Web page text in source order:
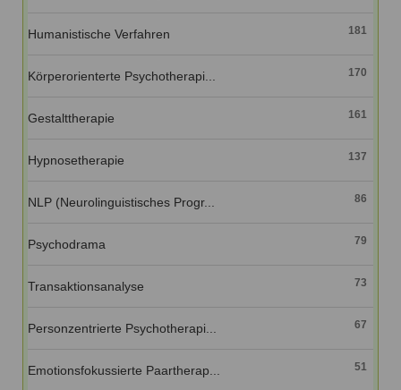
Humanistische Verfahren 181
Körperorienterte Psychotherapi... 170
Gestalttherapie 161
Hypnosetherapie 137
NLP (Neurolinguistisches Progr... 86
Psychodrama 79
Transaktionsanalyse 73
Personzentrierte Psychotherapi... 67
Emotionsfokussierte Paartherap... 51